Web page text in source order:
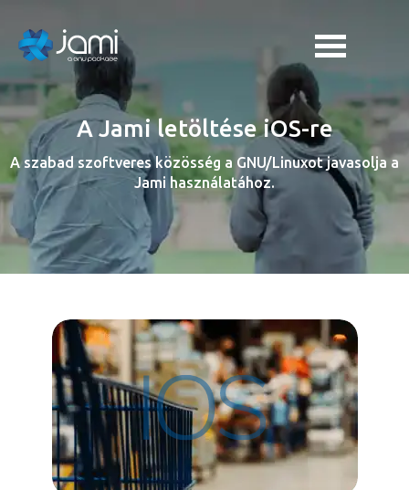
A Jami letöltése iOS-re
A szabad szoftveres közösség a GNU/Linuxot javasolja a
Jami használatához.